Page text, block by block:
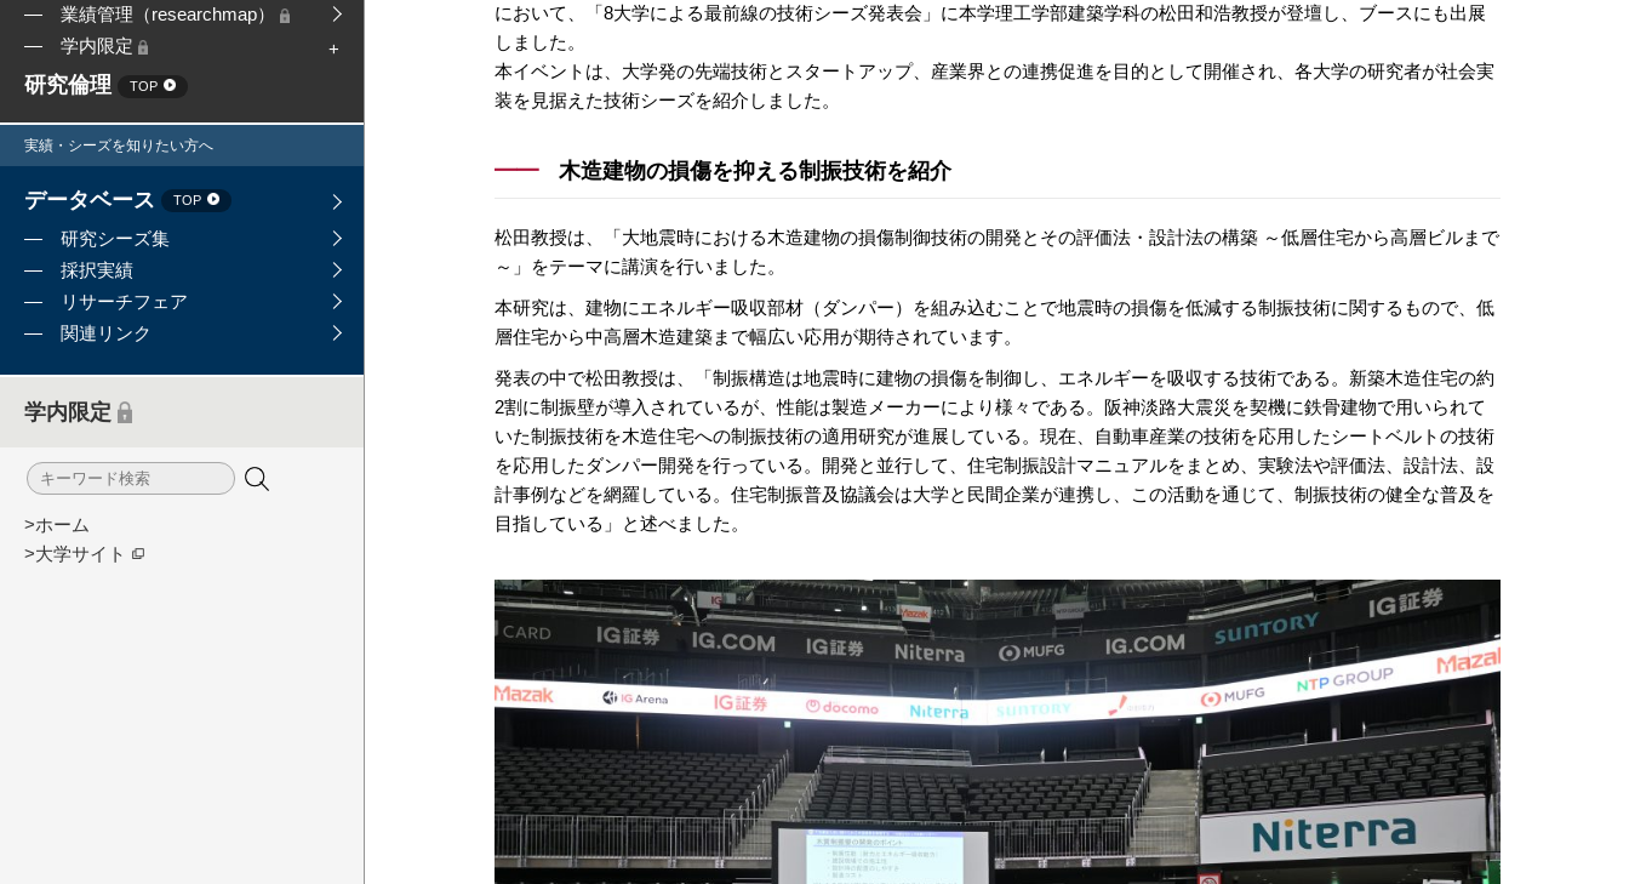
業績管理（researchmap）
学内限定
研究倫理 TOP
実績・シーズを知りたい方へ
データベース TOP
研究シーズ集
採択実績
リサーチフェア
関連リンク
学内限定
>ホーム
>大学サイト
において、「8大学による最前線の技術シーズ発表会」に本学理工学部建築学科の松田和浩教授が登壇し、ブースにも出展
しました。
本イベントは、大学発の先端技術とスタートアップ、産業界との連携促進を目的として開催され、各大学の研究者が社会実
装を見据えた技術シーズを紹介しました。
木造建物の損傷を抑える制振技術を紹介
松田教授は、「大地震時における木造建物の損傷制御技術の開発とその評価法・設計法の構築 ～低層住宅から高層ビルまで
～」をテーマに講演を行いました。
本研究は、建物にエネルギー吸収部材（ダンパー）を組み込むことで地震時の損傷を低減する制振技術に関するもので、低
層住宅から中高層木造建築まで幅広い応用が期待されています。
発表の中で松田教授は、「制振構造は地震時に建物の損傷を制御し、エネルギーを吸収する技術である。新築木造住宅の約
2割に制振壁が導入されているが、性能は製造メーカーにより様々である。阪神淡路大震災を契機に鉄骨建物で用いられて
いた制振技術を木造住宅への制振技術の適用研究が進展している。現在、自動車産業の技術を応用したシートベルトの技術
を応用したダンパー開発を行っている。開発と並行して、住宅制振設計マニュアルをまとめ、実験法や評価法、設計法、設
計事例などを網羅している。住宅制振普及協議会は大学と民間企業が連携し、この活動を通じて、制振技術の健全な普及を
目指している」と述べました。